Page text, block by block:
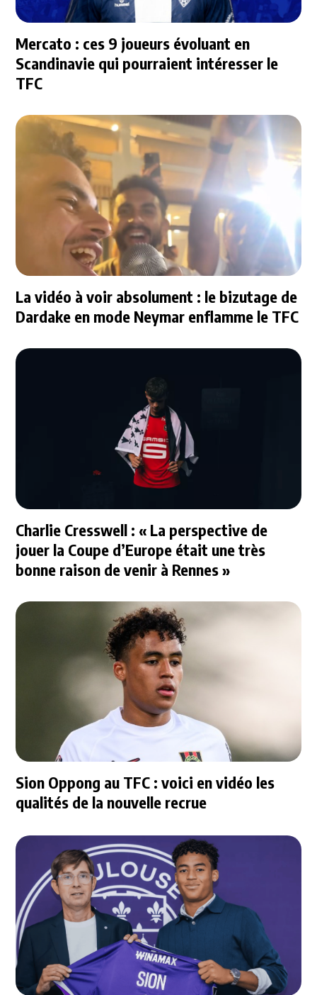
Mercato : ces 9 joueurs évoluant en
Scandinavie qui pourraient intéresser le
TFC
La vidéo à voir absolument : le bizutage de
Dardake en mode Neymar enflamme le TFC
Charlie Cresswell : « La perspective de
jouer la Coupe d’Europe était une très
bonne raison de venir à Rennes »
Sion Oppong au TFC : voici en vidéo les
qualités de la nouvelle recrue